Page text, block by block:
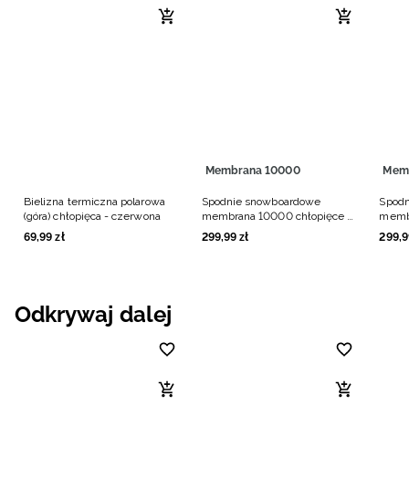
Bielizna termiczna polarowa
(góra) chłopięca - czerwona
69,99 zł
Membrana 10000
Spodnie snowboardowe
membrana 10000 chłopięce -
granatowe
299,99 zł 299,
Odkrywaj dalej